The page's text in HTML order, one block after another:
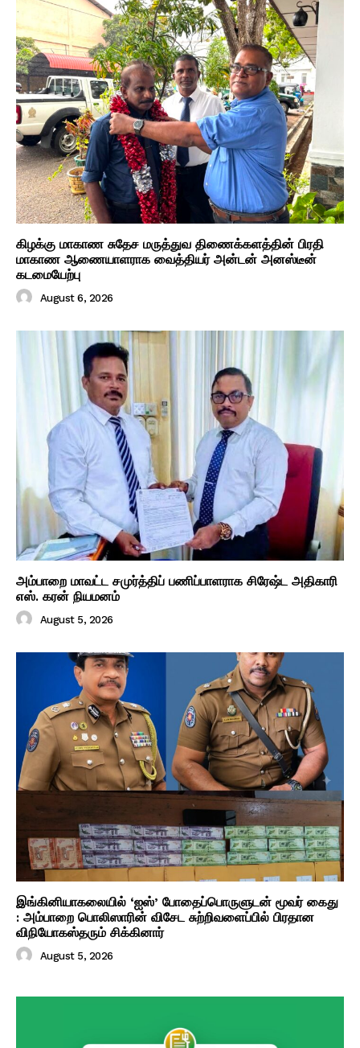
கிழக்கு மாகாண சுதேச மருத்துவ திணைக்களத்தின் பிரதி
மாகாண ஆணையாளராக வைத்தியர் அன்டன் அனஸ்டீன்
கடமையேற்பு
August 6, 2026
அம்பாறை மாவட்ட சமுர்த்திப் பணிப்பாளராக சிரேஷ்ட அதிகாரி
எஸ். கரன் நியமனம்
August 5, 2026
இங்கினியாகலையில் ‘ஐஸ்’ போதைப்பொருளுடன் மூவர் கைது
: அம்பாறை பொலிஸாரின் விசேட சுற்றிவளைப்பில் பிரதான
விநியோகஸ்தரும் சிக்கினார்
August 5, 2026